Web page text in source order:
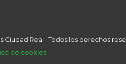
Ciudad Real | Todos los derechos
de cookies